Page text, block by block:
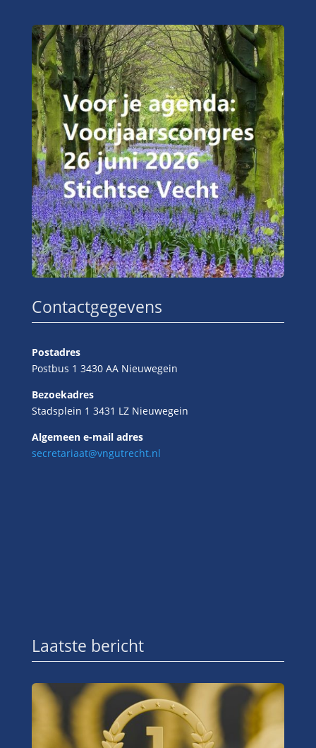
Contactgegevens
Postadres
Postbus 1 3430 AA Nieuwegein
Bezoekadres
Stadsplein 1 3431 LZ Nieuwegein
Algemeen e-mail adres
secretariaat@vngutrecht.nl
Laatste bericht